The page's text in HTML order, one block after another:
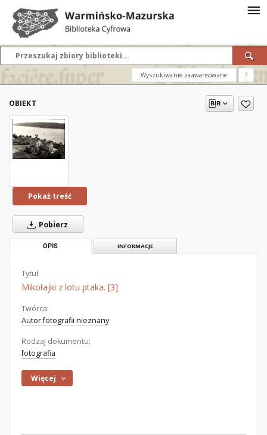
Wyszukiwanie zaawansowane ?
OBIEKT
Pokaż treść
Pobierz
OPIS INFORMACJE
Tytuł:
Mikołajki z lotu ptaka. [3]
Twórca:
Autor fotografii nieznany
Rodzaj dokumentu:
fotografia
Więcej